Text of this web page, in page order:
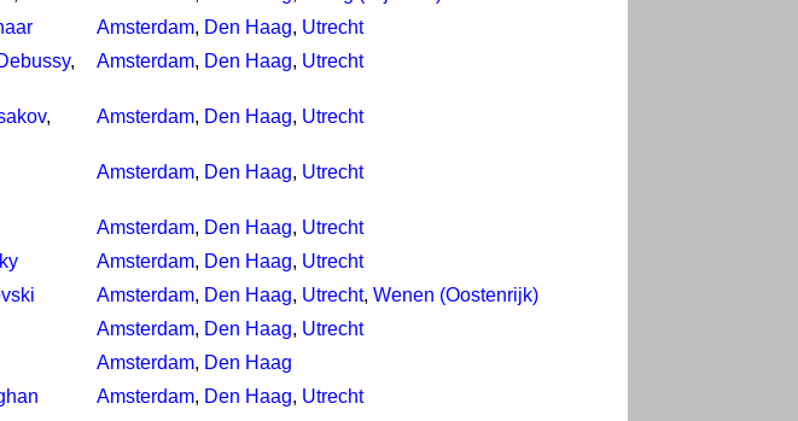
Amsterdam, Den Haag, Utrecht
,
Amsterdam, Den Haag, Utrecht
,
Amsterdam, Den Haag, Utrecht
Amsterdam, Den Haag, Utrecht
Amsterdam, Den Haag, Utrecht
Amsterdam, Den Haag, Utrecht
Amsterdam, Den Haag, Utrecht, Wenen (Oostenrijk)
Amsterdam, Den Haag, Utrecht
Amsterdam, Den Haag
Amsterdam, Den Haag, Utrecht